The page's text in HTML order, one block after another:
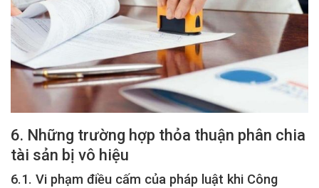
6. Những trường hợp thỏa thuận phân chia
tài sản bị vô hiệu
6.1. Vi phạm điều cấm của pháp luật khi Công